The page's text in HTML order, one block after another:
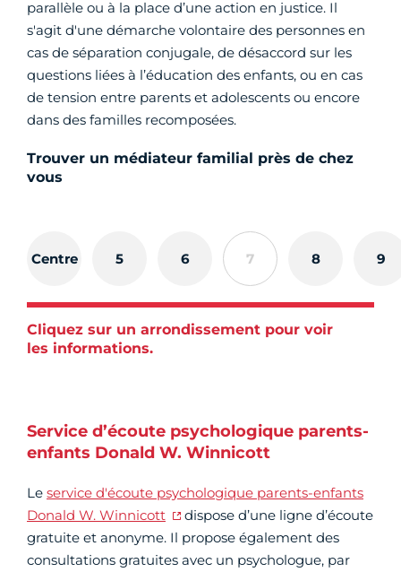
parallèle ou à la place d’une action en justice. Il
s'agit d'une démarche volontaire des personnes en
cas de séparation conjugale, de désaccord sur les
questions liées à l’éducation des enfants, ou en cas
de tension entre parents et adolescents ou encore
dans des familles recomposées.
Trouver un médiateur familial près de chez
vous
Centre 5 6 7 8 9
Cliquez sur un arrondissement pour voir
les informations.
Service d’écoute psychologique parents-
enfants Donald W. Winnicott
Le service d'écoute psychologique parents-enfants
Donald W. Winnicott
dispose d’une ligne d’écoute
gratuite et anonyme. Il propose également des
consultations gratuites avec un psychologue, par